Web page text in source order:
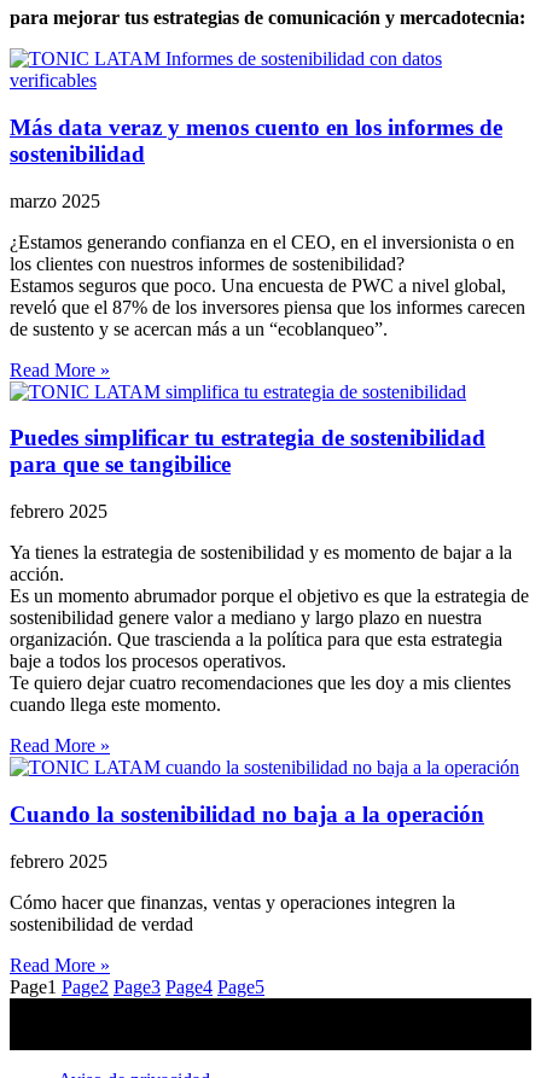
para mejorar tus estrategias de comunicación y mercadotecnia:
Más data veraz y menos cuento en los informes de
sostenibilidad
marzo 2025
¿Estamos generando confianza en el CEO, en el inversionista o en
los clientes con nuestros informes de sostenibilidad?
Estamos seguros que poco. Una encuesta de PWC a nivel global,
reveló que el 87% de los inversores piensa que los informes carecen
de sustento y se acercan más a un “ecoblanqueo”.
Read More »
Puedes simplificar tu estrategia de sostenibilidad
para que se tangibilice
febrero 2025
Ya tienes la estrategia de sostenibilidad y es momento de bajar a la
acción.
Es un momento abrumador porque el objetivo es que la estrategia de
sostenibilidad genere valor a mediano y largo plazo en nuestra
organización. Que trascienda a la política para que esta estrategia
baje a todos los procesos operativos.
Te quiero dejar cuatro recomendaciones que les doy a mis clientes
cuando llega este momento.
Read More »
Cuando la sostenibilidad no baja a la operación
febrero 2025
Cómo hacer que finanzas, ventas y operaciones integren la
sostenibilidad de verdad
Read More »
Page1 Page2 Page3 Page4 Page5